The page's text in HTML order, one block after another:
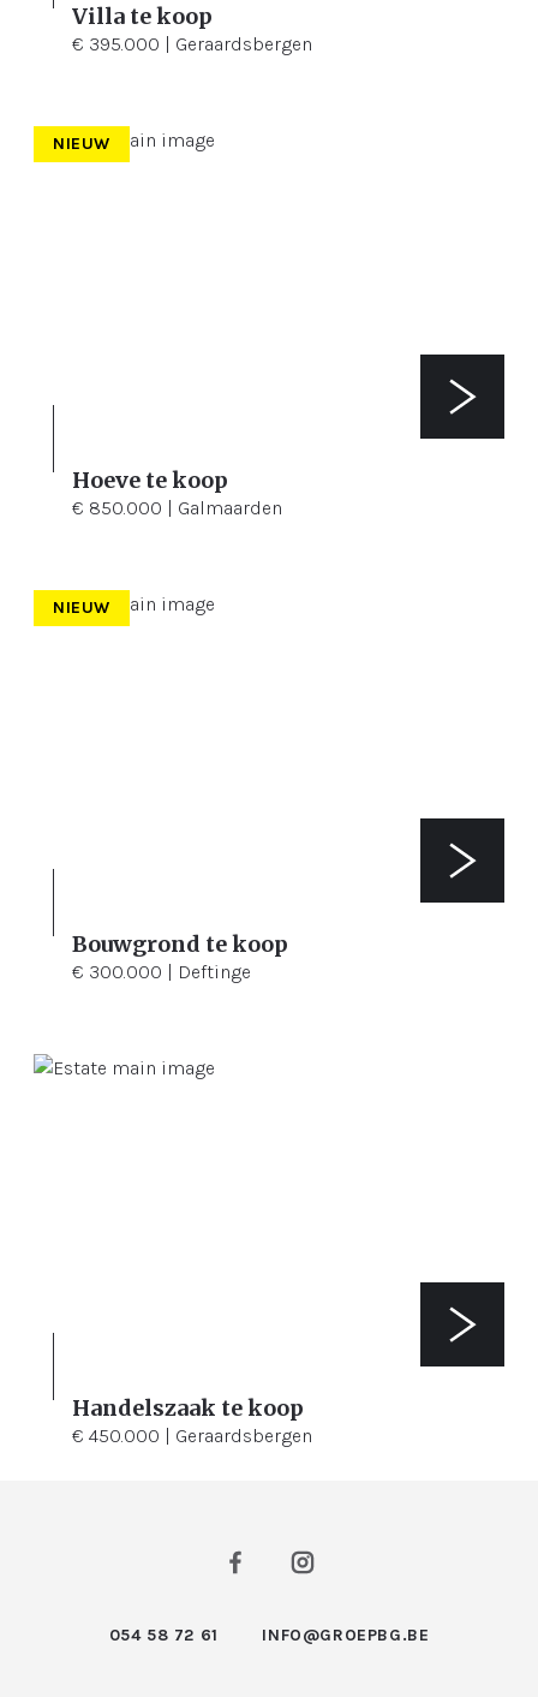
3 907 m²
Villa te koop
€ 395.000 | Geraardsbergen
2.814 m²
NIEUW
Hoeve te koop
€ 850.000 | Galmaarden
2.430 m²
NIEUW
Bouwgrond te koop
€ 300.000 | Deftinge
3 120 m²
Handelszaak te koop
€ 450.000 | Geraardsbergen
054 58 72 61 INFO@GROEPBG.BE